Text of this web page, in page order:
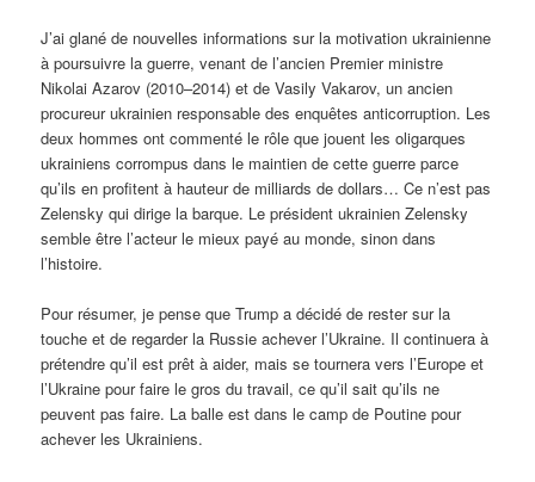
J’ai glané de nouvelles informations sur la motivation ukrainienne
à poursuivre la guerre, venant de l’ancien Premier ministre
Nikolai Azarov (2010–2014) et de Vasily Vakarov, un ancien
procureur ukrainien responsable des enquêtes anticorruption. Les
deux hommes ont commenté le rôle que jouent les oligarques
ukrainiens corrompus dans le maintien de cette guerre parce
qu’ils en profitent à hauteur de milliards de dollars… Ce n’est pas
Zelensky qui dirige la barque. Le président ukrainien Zelensky
semble être l’acteur le mieux payé au monde, sinon dans
l’histoire.
Pour résumer, je pense que Trump a décidé de rester sur la
touche et de regarder la Russie achever l’Ukraine. Il continuera à
prétendre qu’il est prêt à aider, mais se tournera vers l’Europe et
l’Ukraine pour faire le gros du travail, ce qu’il sait qu’ils ne
peuvent pas faire. La balle est dans le camp de Poutine pour
achever les Ukrainiens.